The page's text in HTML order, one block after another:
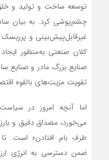
توسعه ساخت و تولید و
چشم‌پوشی کرد. به بیان
غیرقابل‌‌‌پیش‌بینی و پرریسک
کلان صنعتی به‌منظور
صنایع بزرگ مادر و صنایع
تقویت مزیت‌‌‌های بالقوه
اما آنچه امروز در
می‌‌‌خورد، مصداق دقیق و
طرف بام افتادن» است.
ضمن دسترسی به انرژی